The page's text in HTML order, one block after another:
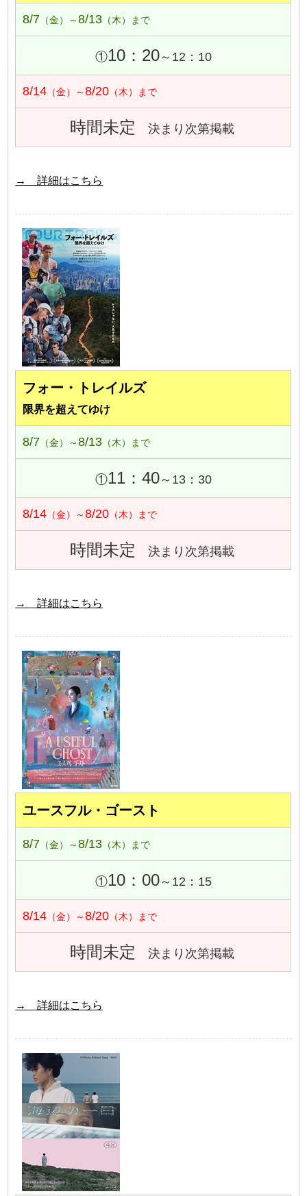
8/7 （金）～8/13 （木）まで
①10：20～12：10
8/14 （金）～8/20 （木）まで
時間未定 決まり次第掲載
→ 詳細はこちら
フォー・トレイルズ
限界を超えてゆけ
8/7 （金）～8/13 （木）まで
①11：40～13：30
8/14 （金）～8/20 （木）まで
時間未定 決まり次第掲載
→ 詳細はこちら
ユースフル・ゴースト
8/7 （金）～8/13 （木）まで
①10：00～12：15
8/14 （金）～8/20 （木）まで
時間未定 決まり次第掲載
→ 詳細はこちら